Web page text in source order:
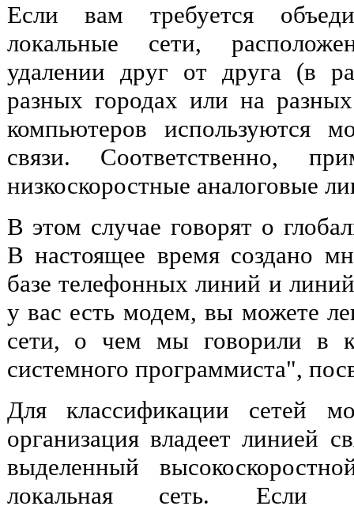
Если вам требуется
локальные сети,
удалении друг от друга (в
разных городах или на
компьютеров используются
связи. Соответственно,
низкоскоростные аналоговые
В этом случае говорят о
В настоящее время создано
базе телефонных линий и
у вас есть модем, вы можете
сети, о чем мы говорили в
системного программиста",
Для классификации сетей
организация владеет линией
выделенный
локальная сеть. Если